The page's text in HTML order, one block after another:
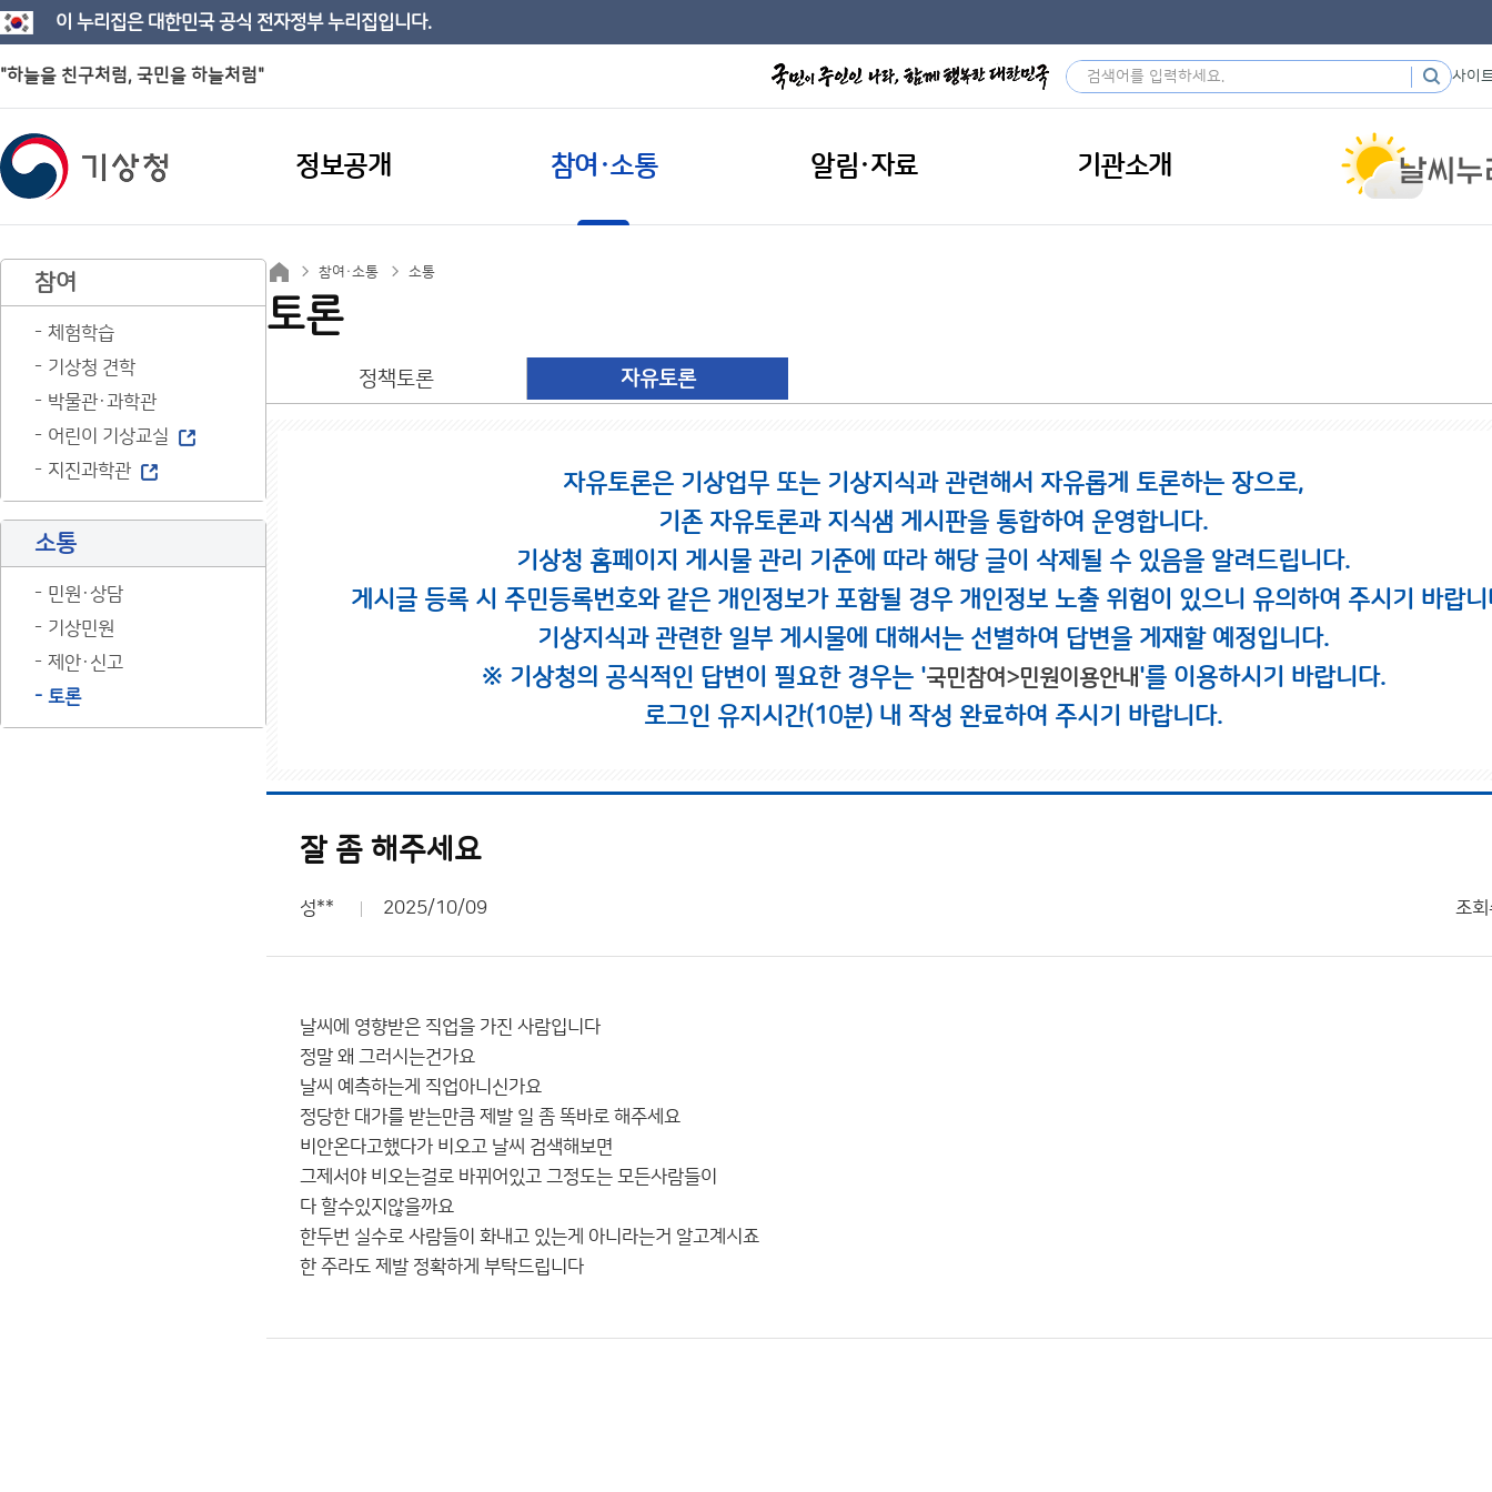
이 누리집은 대한민국 공식 전자정부 누리집입니다.
"하늘을 친구처럼, 국민을 하늘처럼" 사이
정보공개 참여·소통 알림·자료 기관소개
참여
체험학습
기상청 견학
박물관·과학관
어린이 기상교실
지진과학관
소통
민원·상담
기상민원
제안·신고
토론
참여·소통 소통
토론
정책토론 자유토론
자유토론은 기상업무 또는 기상지식과 관련해서 자유롭게 토론하는 장으로,
기존 자유토론과 지식샘 게시판을 통합하여 운영합니다.
기상청 홈페이지 게시물 관리 기준에 따라 해당 글이 삭제될 수 있음을 알려드립니다.
게시글 등록 시 주민등록번호와 같은 개인정보가 포함될 경우 개인정보 노출 위험이 있으니 유의하여 주시기 바랍니
기상지식과 관련한 일부 게시물에 대해서는 선별하여 답변을 게재할 예정입니다.
※ 기상청의 공식적인 답변이 필요한 경우는 '국민참여>민원이용안내'를 이용하시기 바랍니다.
로그인 유지시간(10분) 내 작성 완료하여 주시기 바랍니다.
잘 좀 해주세요
성** 2025/10/09 조회
날씨에 영향받은 직업을 가진 사람입니다
정말 왜 그러시는건가요
날씨 예측하는게 직업아니신가요
정당한 대가를 받는만큼 제발 일 좀 똑바로 해주세요
비안온다고했다가 비오고 날씨 검색해보면
그제서야 비오는걸로 바뀌어있고 그정도는 모든사람들이
다 할수있지않을까요
한두번 실수로 사람들이 화내고 있는게 아니라는거 알고계시죠
한 주라도 제발 정확하게 부탁드립니다